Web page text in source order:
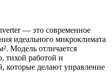
— это современное
идеального микроклимата
Модель отличается
тихой работой и
делают управление